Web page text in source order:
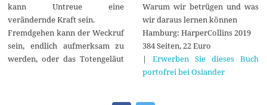
kann Untreue eine
verändernde Kraft sein.
Fremdgehen kann der Weckruf
sein, endlich aufmerksam zu
werden, oder das Totengeläut
Warum wir betrügen und was
wir daraus lernen können
Hamburg: HarperCollins 2019
384 Seiten, 22 Euro
| Erwerben Sie dieses Buch
portofrei bei Osiander